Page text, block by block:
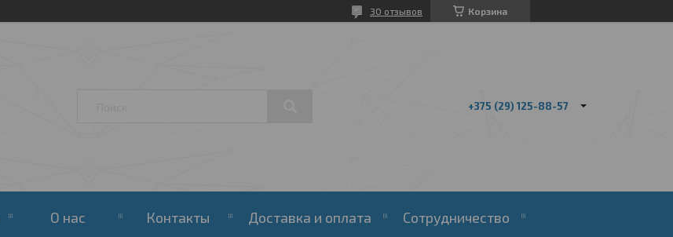
Корзина
30 отзывов
+375 (29) 125-88-57
О нас Контакты Доставка и оплата Сотрудничество